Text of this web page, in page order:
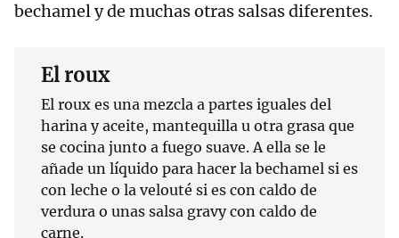
bechamel y de muchas otras salsas diferentes.
El roux
El roux es una mezcla a partes iguales del
harina y aceite, mantequilla u otra grasa que
se cocina junto a fuego suave. A ella se le
añade un líquido para hacer la bechamel si es
con leche o la velouté si es con caldo de
verdura o unas salsa gravy con caldo de
carne.